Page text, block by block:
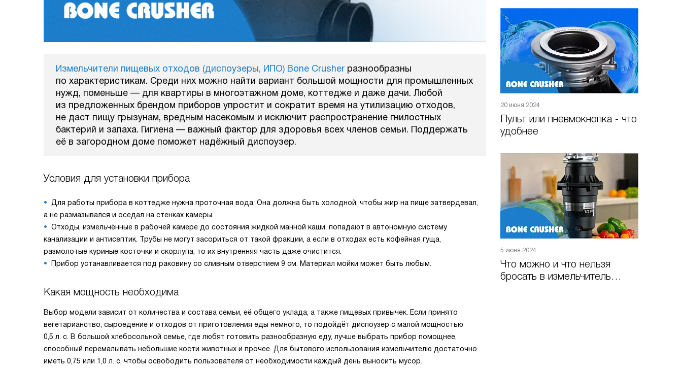
Измельчители пищевых отходов (диспоузеры, ИПО) Bone Crusher разнообразны
по характеристикам. Среди них можно найти вариант большой мощности для промышленных
нужд, поменьше — для квартиры в многоэтажном доме, коттедже и даже дачи. Любой
из предложенных брендом приборов упростит и сократит время на утилизацию отходов,
не даст пищу грызунам, вредным насекомым и исключит распространение гнилостных
бактерий и запаха. Гигиена — важный фактор для здоровья всех членов семьи. Поддержать
её в загородном доме поможет надёжный диспоузер.
Условия для установки прибора
Для работы прибора в коттедже нужна проточная вода. Она должна быть холодной, чтобы жир на пище затвердевал,
а не размазывался и оседал на стенках камеры.
Отходы, измельчённые в рабочей камере до состояния жидкой манной каши, попадают в автономную систему
канализации и антисептик. Трубы не могут засориться от такой фракции, а если в отходах есть кофейная гуща,
размолотые куриные косточки и скорлупа, то их внутренняя часть даже очистится.
Прибор устанавливается под раковину со сливным отверстием 9 см. Материал мойки может быть любым.
Какая мощность необходима
Выбор модели зависит от количества и состава семьи, её общего уклада, а также пищевых привычек. Если принято
вегетарианство, сыроедение и отходов от приготовления еды немного, то подойдёт диспоузер с малой мощностью
0,5 л. с. В большой хлебосольной семье, где любят готовить разнообразную еду, лучше выбрать прибор помощнее,
способный перемалывать небольшие кости животных и прочее. Для бытового использования измельчителю достаточно
иметь 0,75 или 1,0 л. с, чтобы освободить пользователя от необходимости каждый день выносить мусор.
20 июня 2024
Пульт или пневмокнопка - что
удобнее
5 июня 2024
Что можно и что нельзя
бросать в измельчитель